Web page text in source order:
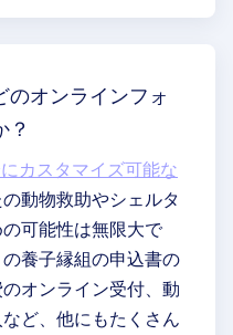
のオンラインフォ
？
カスタマイズ可能な
動物救助やシェルタ
可能性は無限大で
養子縁組の申込書の
オンライン受付、動
ど、他にもたくさん